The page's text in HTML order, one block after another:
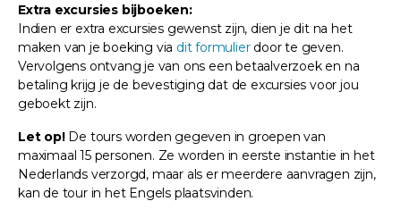
Extra excursies bijboeken:
Indien er extra excursies gewenst zijn, dien je dit na het
maken van je boeking via dit formulierdoor te geven.
Vervolgens ontvang je van ons een betaalverzoek en na
betaling krijg je de bevestiging dat de excursies voor jou
geboekt zijn.
Let op!De tours worden gegeven in groepen van
maximaal 15 personen. Ze worden in eerste instantie in het
Nederlands verzorgd, maar als er meerdere aanvragen zijn,
kan de tour in het Engels plaatsvinden.